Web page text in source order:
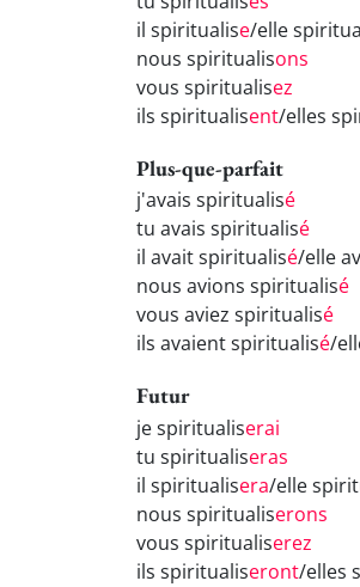
il spiritualise/elle
nous spiritualisons
vous spiritualisez
ils spiritualisent/elles
Plus-que-parfait
j'avais spiritualisé
tu avais spiritualisé
il avait spiritualisé/elle
nous avions spiritualisé
vous aviez spiritualisé
ils avaient spiritualisé/
Futur
je spiritualiserai
tu spiritualiseras
il spiritualisera/elle
nous spiritualiserons
vous spiritualiserez
ils spiritualiseront/elles